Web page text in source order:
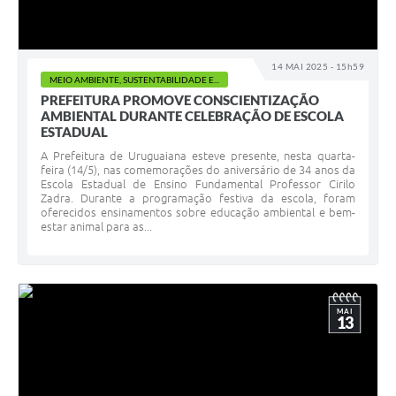
14 MAI 2025 - 15h59
MEIO AMBIENTE, SUSTENTABILIDADE E...
PREFEITURA PROMOVE CONSCIENTIZAÇÃO
AMBIENTAL DURANTE CELEBRAÇÃO DE ESCOLA
ESTADUAL
A Prefeitura de Uruguaiana esteve presente, nesta quarta-
feira (14/5), nas comemorações do aniversário de 34 anos da
Escola Estadual de Ensino Fundamental Professor Cirilo
Zadra. Durante a programação festiva da escola, foram
oferecidos ensinamentos sobre educação ambiental e bem-
estar animal para as...
MAI
13